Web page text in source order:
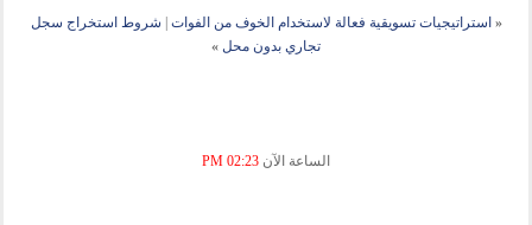
« استراتيجيات تسويقية فعالة لاستخدام الخوف من الفوات
شروط استخراج سجل
تجاري بدون محل »
الساعة الآن 02:23 PM